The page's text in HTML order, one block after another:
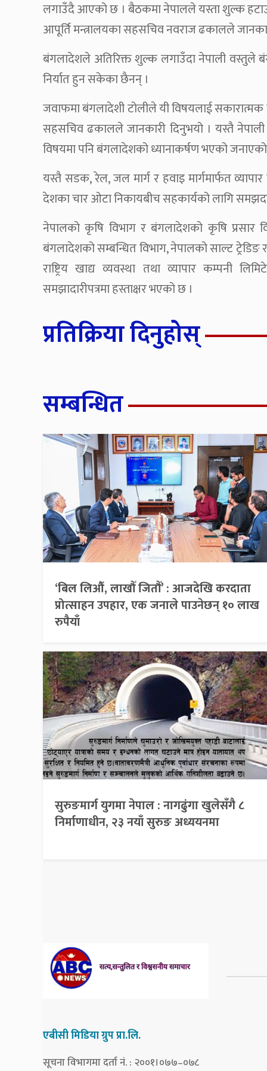
लगाउँदै आएको छ । बैठकमा नेपालले यस्ता शुल्क
आपूर्ति मन्त्रालयका सहसचिव नवराज ढकालले
बंगलादेशले अतिरिक्त शुल्क लगाउँदा नेपाली वस्तुले
निर्यात हुन सकेका छैनन् ।
जवाफमा बंगलादेशी टोलीले यी विषयलाई
सहसचिव ढकालले जानकारी दिनुभयो । यस्तै नेपाली
विषयमा पनि बंगलादेशको ध्यानाकर्षण भएको
यस्तै सडक, रेल, जल मार्ग र हवाइ मार्गमार्फत
देशका चार ओटा निकायबीच सहकार्यको लागि
नेपालको कृषि विभाग र बंगलादेशको कृषि प्रसार
बंगलादेशको सम्बन्धित विभाग, नेपालको साल्ट
राष्ट्रिय खाद्य व्यवस्था तथा व्यापार कम्पनी
समझादारीपत्रमा हस्ताक्षर भएको छ ।
प्रतिक्रिया दिनुहोस्
सम्बन्धित
‘बिल लिऔँ, लाखौँ जितौँ’ : आजदेखि करदाता
प्रोत्साहन उपहार, एक जनाले पाउनेछन् १० लाख
रुपैयाँ
सुरुङमार्ग युगमा नेपाल : नागढुंगा खुलेसँगै ८
निर्माणाधीन, २३ नयाँ सुरुङ अध्ययनमा
एबीसी मिडिया ग्रुप प्रा.लि.
सूचना विभागमा दर्ता नं. : २००१।०७७–०७८